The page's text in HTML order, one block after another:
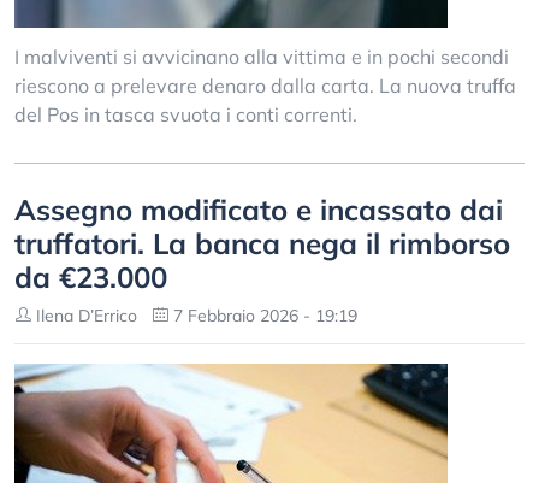
I malviventi si avvicinano alla vittima e in pochi secondi
riescono a prelevare denaro dalla carta. La nuova truffa
del Pos in tasca svuota i conti correnti.
Assegno modificato e incassato dai
truffatori. La banca nega il rimborso
da €23.000
Ilena D’Errico 7 Febbraio 2026 - 19:19